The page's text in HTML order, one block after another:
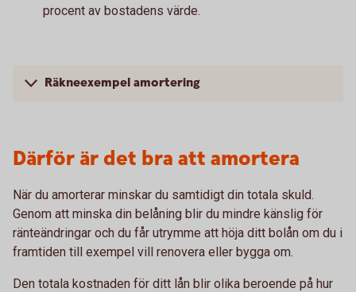
procent av bostadens värde.
Räkneexempel amortering
Därför är det bra att amortera
När du amorterar minskar du samtidigt din totala skuld.
Genom att minska din belåning blir du mindre känslig för
ränteändringar och du får utrymme att höja ditt bolån om du i
framtiden till exempel vill renovera eller bygga om.
Den totala kostnaden för ditt lån blir olika beroende på hur